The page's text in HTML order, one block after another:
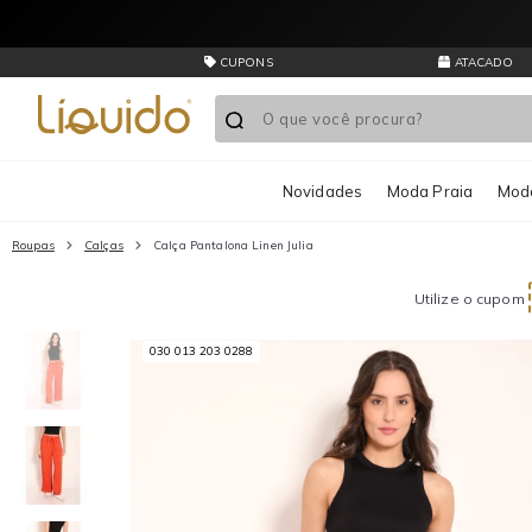
CUPONS ATACADO
Novidades Moda Praia
Roupas Calças Calça Pantalona Linen Julia
Utilize o cupom
030 013 203 0288